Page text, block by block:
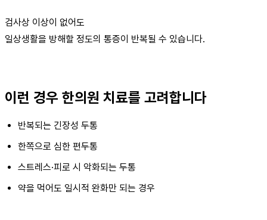
검사상 이상이 없어도
일상생활을 방해할 정도의 통증이 반복될 수 있습니다.
이런 경우 한의원 치료를 고려합니다
반복되는 긴장성 두통
한쪽으로 심한 편두통
스트레스·피로 시 악화되는 두통
약을 먹어도 일시적 완화만 되는 경우